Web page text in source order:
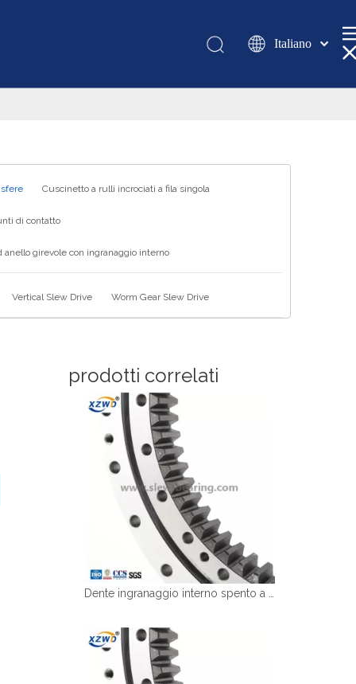
Italiano
românesc
Pусский
العربية
Cuscinetto a rulli incrociati a fila singola
di contatto
anello girevole con ingranaggio interno
Vertical Slew Drive Worm Gear Slew Drive
prodotti correlati